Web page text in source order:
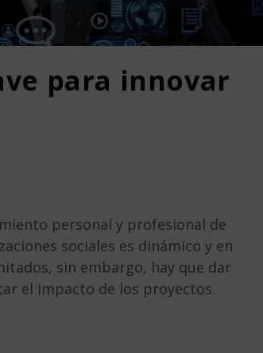
para innovar
personal y profesional de
sociales es dinámico y en
sin embargo, hay que dar
el impacto de los proyectos.